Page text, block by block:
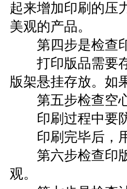
起来增加印刷的压
美观的产品。
第四步是检查印
打印版品需要存
版架悬挂存放。如
第五步检查空心
印刷过程中要防
印刷完毕后，用
第六步检查印版
观。